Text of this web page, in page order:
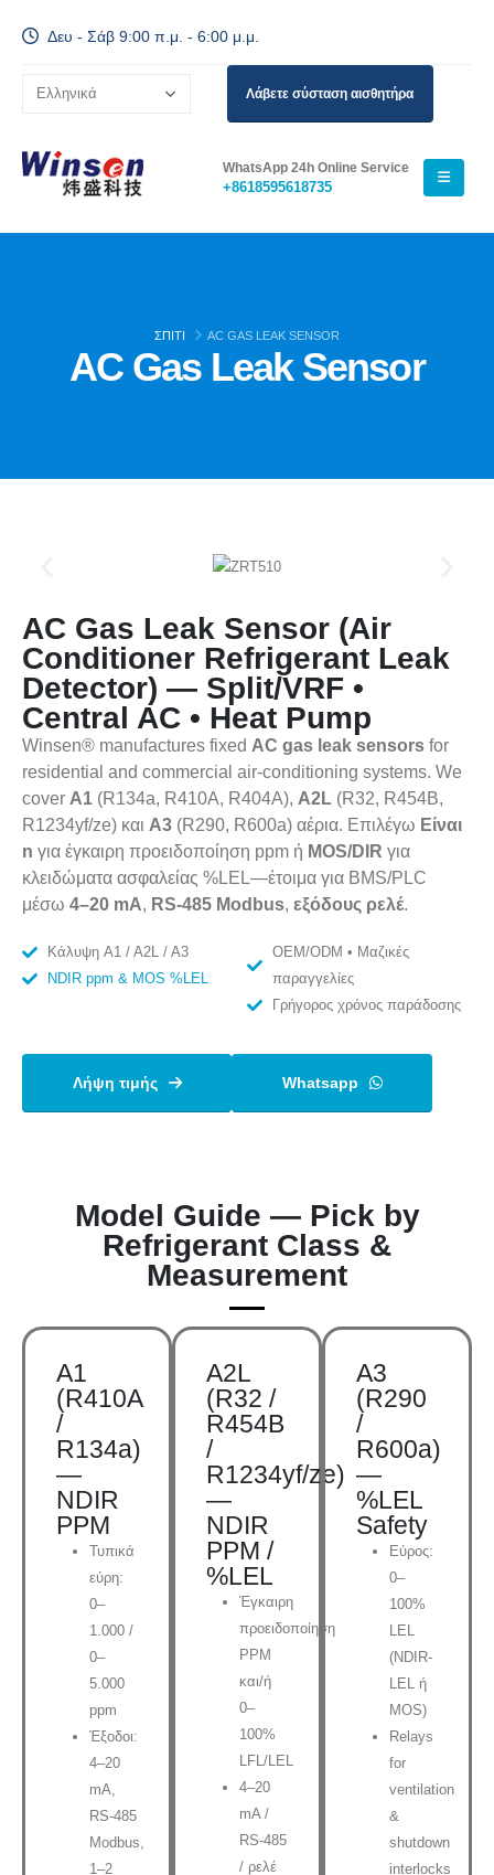
Δευ - Σάβ 9:00 π.μ. - 6:00 μ.μ.
Λάβετε σύσταση αισθητήρα
WhatsApp 24h Online Service
+8618595618735
ΣΠΊΤΙ AC GAS LEAK SENSOR
AC Gas Leak Sensor
AC Gas Leak Sensor (Air
Conditioner Refrigerant Leak
Detector) — Split/VRF •
Central AC • Heat Pump
Winsen® manufactures fixed AC gas leak sensors for
residential and commercial air-conditioning systems. We
cover Α1 (R134a, R410A, R404A), A2L (R32, R454B,
R1234yf/ze) και Α3 (R290, R600a) αέρια. Επιλέγω Είναι
n για έγκαιρη προειδοποίηση ppm ή MOS/DIR για
κλειδώματα ασφαλείας %LEL—έτοιμα για BMS/PLC
μέσω 4–20 mA, RS-485 Modbus, εξόδους ρελέ.
Κάλυψη A1 / A2L / A3
NDIR ppm & MOS %LEL
OEM/ODM • Μαζικές
παραγγελίες
Γρήγορος χρόνος παράδοσης
Λήψη τιμής Whatsapp
Model Guide — Pick by
Refrigerant Class &
Measurement
A1
(R410A
/
R134a)
—
NDIR
PPM
Τυπικά
εύρη:
0–
1.000 /
0–
5.000
ppm
Έξοδοι:
4–20
mA,
RS-485
Modbus,
1–2
A2L
(R32 /
R454B
/
R1234yf/ze)
—
NDIR
PPM /
%LEL
Έγκαιρη
προειδοποίηση
PPM
και/ή
0–
100%
LFL/LEL
4–20
mA /
RS-485
/ ρελέ
A3
(R290
/
R600a)
—
%LEL
Safety
Εύρος:
0–
100%
LEL
(NDIR-
LEL ή
MOS)
Relays
for
ventilation
&
shutdown
interlocks